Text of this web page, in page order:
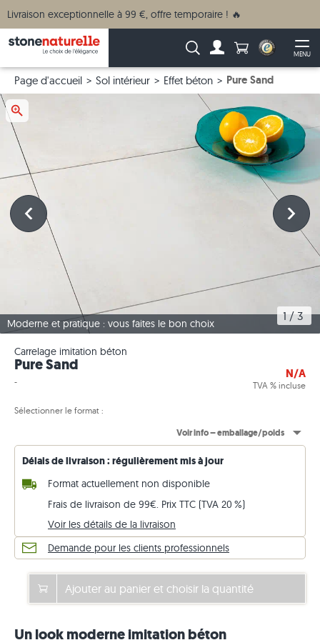
Livraison exceptionnelle à 99 €, offre temporaire ! 🔥
MENU
Recherche :Anzahl
Page d'accueil Sol intérieur Effet béton Pure Sand
Moderne et pratique : vous faites le bon choix
1 / 3
Carrelage imitation béton
Pure Sand
-
N/A
TVA % incluse
Sélectionner le format :
Voir info – emballage/poids
Délais de livraison : régulièrement mis à jour
Format actuellement non disponible
Frais de livraison de 99€. Prix TTC (TVA 20 %)
Voir les détails de la livraison
Demande pour les clients professionnels
Ajouter au panier et choisir la quantité
Un look moderne imitation béton